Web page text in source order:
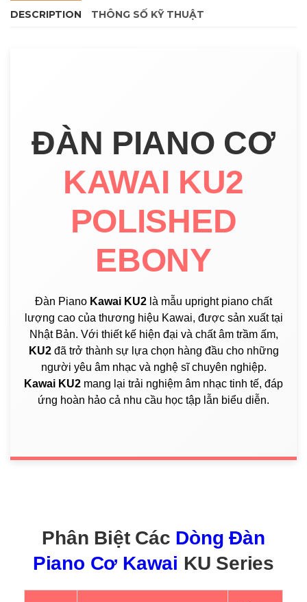
DESCRIPTION THÔNG SỐ KỸ THUẬT
ĐÀN PIANO CƠ
KAWAI KU2
POLISHED
EBONY
Đàn Piano Kawai KU2 là mẫu upright piano chất
lượng cao của thương hiệu Kawai, được sản xuất tại
Nhật Bản. Với thiết kế hiện đại và chất âm trầm ấm,
KU2đã trở thành sự lựa chọn hàng đầu cho những
người yêu âm nhạc và nghệ sĩ chuyên nghiệp.
Kawai KU2 mang lại trải nghiệm âm nhạc tinh tế, đáp
ứng hoàn hảo cả nhu cầu học tập lẫn biểu diễn.
Phân Biệt Các Dòng Đàn
Piano Cơ Kawai KU Series